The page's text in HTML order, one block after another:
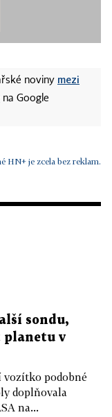
noviny mezi
na Google
HN+ je zcela bez reklam.
sondu,
planetu v
podobné
doplňovala
na...